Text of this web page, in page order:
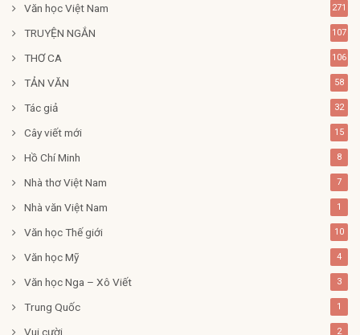
Văn học Việt Nam 271
TRUYỆN NGẮN 107
THƠ CA 106
TẢN VĂN 58
Tác giả 32
Cây viết mới 15
Hồ Chí Minh 8
Nhà thơ Việt Nam 7
Nhà văn Việt Nam 1
Văn học Thế giới 10
Văn học Mỹ 4
Văn học Nga – Xô Viết 3
Trung Quốc 1
Vui cười 2